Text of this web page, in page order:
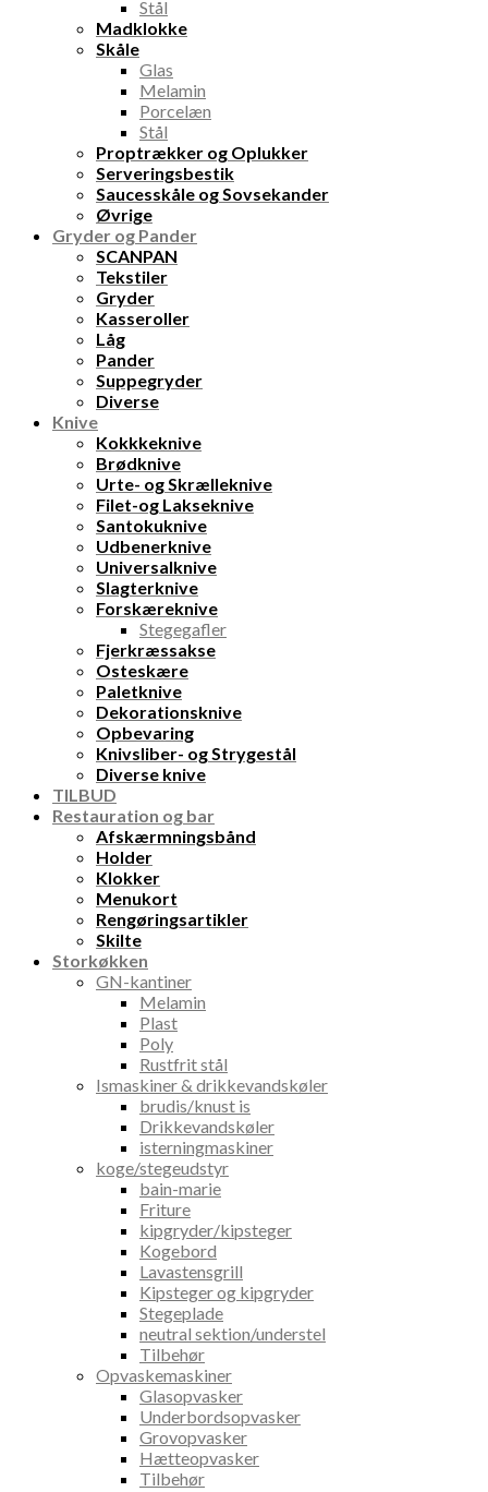
Stål
Madklokke
Skåle
Glas
Melamin
Porcelæn
Stål
Proptrækker og Oplukker
Serveringsbestik
Saucesskåle og Sovsekander
Øvrige
Gryder og Pander
SCANPAN
Tekstiler
Gryder
Kasseroller
Låg
Pander
Suppegryder
Diverse
Knive
Kokkkeknive
Brødknive
Urte- og Skrælleknive
Filet-og Lakseknive
Santokuknive
Udbenerknive
Universalknive
Slagterknive
Forskæreknive
Stegegafler
Fjerkræssakse
Osteskære
Paletknive
Dekorationsknive
Opbevaring
Knivsliber- og Strygestål
Diverse knive
TILBUD
Restauration og bar
Afskærmningsbånd
Holder
Klokker
Menukort
Rengøringsartikler
Skilte
Storkøkken
GN-kantiner
Melamin
Plast
Poly
Rustfrit stål
Ismaskiner & drikkevandskøler
brudis/knust is
Drikkevandskøler
isterningmaskiner
koge/stegeudstyr
bain-marie
Friture
kipgryder/kipsteger
Kogebord
Lavastensgrill
Kipsteger og kipgryder
Stegeplade
neutral sektion/understel
Tilbehør
Opvaskemaskiner
Glasopvasker
Underbordsopvasker
Grovopvasker
Hætteopvasker
Tilbehør